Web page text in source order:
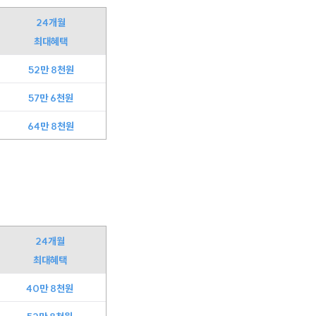
24개월
최대혜택
52만 8천원
57만 6천원
64만 8천원
24개월
최대혜택
40만 8천원